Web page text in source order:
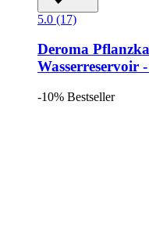
5.0 (17)
Deroma
Wasserreservoir
-10% Bestseller